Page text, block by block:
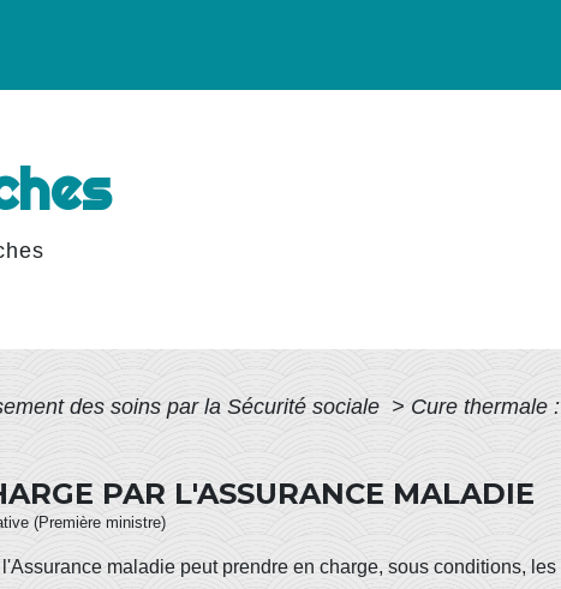
des soins par la Sécurité sociale > Cure thermale
PAR L'ASSURANCE MALADIE
(Première ministre)
maladie peut prendre en charge, sous conditions,